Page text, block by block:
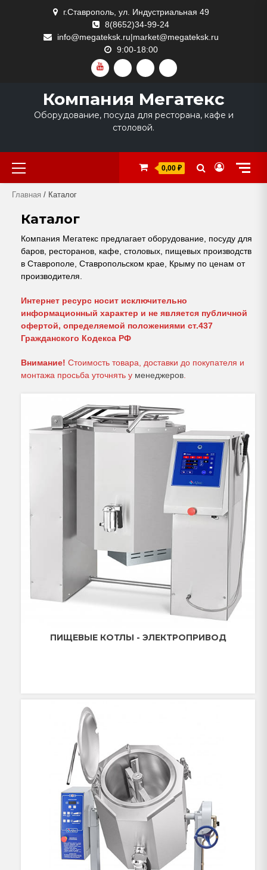
г.Ставрополь, ул. Индустриальная 49
8(8652)34-99-24
info@megateksk.ru|market@megateksk.ru
9:00-18:00
YOUTUBEVKVIDEORUTUBEDZEN
Компания Мегатекс
Оборудование, посуда для ресторана, кафе и
столовой.
Primary
Menu
0,00 ₽
Главная / Каталог
Каталог
Компания Мегатекс предлагает оборудование, посуду для
баров, ресторанов, кафе, столовых, пищевых производств
в Ставрополе, Ставропольском крае, Крыму по ценам от
производителя.
Интернет ресурс носит исключительно
информационный характер и не является публичной
офертой, определяемой положениями ст.437
Гражданского Кодекса РФ
Внимание! Стоимость товара, доставки до покупателя и
монтажа просьба уточнять у менеджеров
ПИЩЕВЫЕ КОТЛЫ - ЭЛЕКТРОПРИВОД